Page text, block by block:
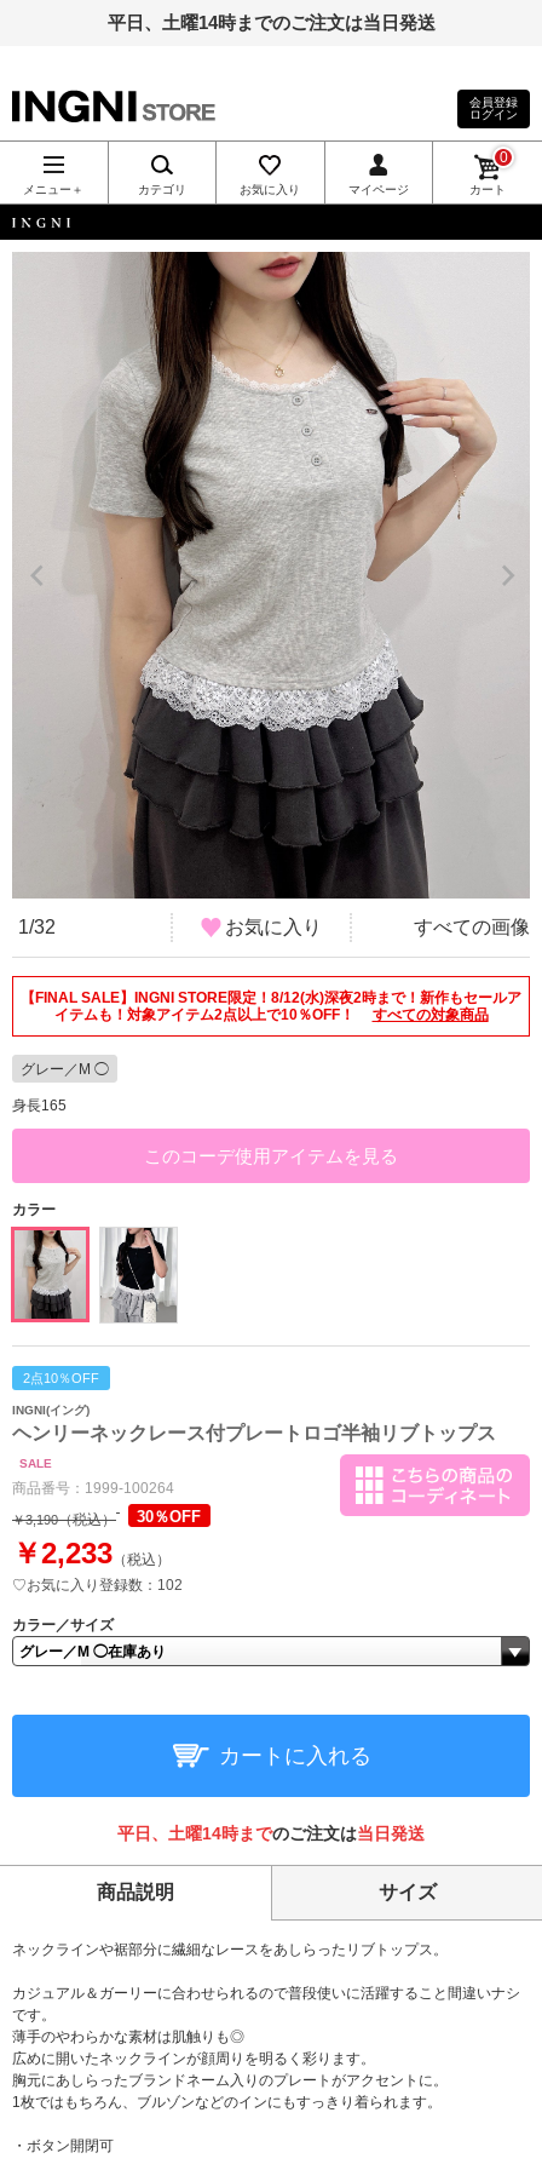
平日、土曜14時までのご注文は当日発送
INGNI（イン
グ）公式通
販｜INGNI
会員登録
ログイン
メニュー＋ カテゴリ お気に入り マイページ カート
0
INGNI
1/32 お気に入り すべての画像
【FINAL SALE】INGNI STORE限定！8/12(水)深夜2時まで！新作もセールア
イテムも！対象アイテム2点以上で10％OFF！
すべての対象商品
グレー／M ◯
身長165
このコーデ使用アイテムを見る
カラー
2点10％OFF
INGNI(イング)
ヘンリーネックレース付プレートロゴ半袖リブトップス
SALE
商品番号： 1999-100264
￥3,190（税込） 30％OFF
￥2,233 （税込）
♡お気に入り登録数：102
カラー／サイズ
カートに入れる
平日、土曜14時までのご注文は当日発送
商品説明 サイズ
ネックラインや裾部分に繊細なレースをあしらったリブトップス。
カジュアル＆ガーリーに合わせられるので普段使いに活躍すること間違いナシ
です。
薄手のやわらかな素材は肌触りも◎
広めに開いたネックラインが顔周りを明るく彩ります。
胸元にあしらったブランドネーム入りのプレートがアクセントに。
1枚ではもちろん、ブルゾンなどのインにもすっきり着られます。
・ボタン開閉可